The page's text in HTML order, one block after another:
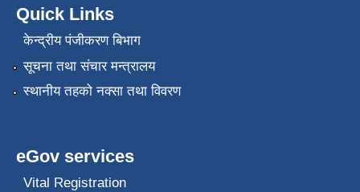
Quick Links
केन्द्रीय पंजीकरण बिभाग
सूचना तथा संचार मन्त्रालय
स्थानीय तहको नक्सा तथा विवरण
eGov services
Vital Registration